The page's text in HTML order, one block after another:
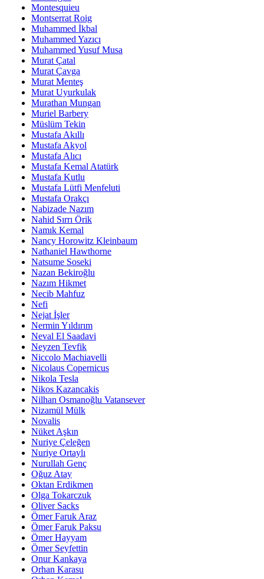
Montesquieu
Montserrat Roig
Muhammed İkbal
Muhammed Yazıcı
Muhammed Yusuf Musa
Murat Çatal
Murat Çavga
Murat Menteş
Murat Uyurkulak
Murathan Mungan
Muriel Barbery
Müslüm Tekin
Mustafa Akıllı
Mustafa Akyol
Mustafa Alıcı
Mustafa Kemal Atatürk
Mustafa Kutlu
Mustafa Lütfi Menfeluti
Mustafa Orakçı
Nabizade Nazım
Nahid Sırrı Örik
Namık Kemal
Nancy Horowitz Kleinbaum
Nathaniel Hawthorne
Natsume Soseki
Nazan Bekiroğlu
Nazım Hikmet
Necib Mahfuz
Nefi
Nejat İşler
Nermin Yıldırım
Neval El Saadavi
Neyzen Tevfik
Niccolo Machiavelli
Nicolaus Copernicus
Nikola Tesla
Nikos Kazancakis
Nilhan Osmanoğlu Vatansever
Nizamül Mülk
Novalis
Nüket Aşkın
Nuriye Çeleğen
Nuriye Ortaylı
Nurullah Genç
Oğuz Atay
Oktan Erdikmen
Olga Tokarczuk
Oliver Sacks
Ömer Faruk Araz
Ömer Faruk Paksu
Ömer Hayyam
Ömer Seyfettin
Onur Kankaya
Orhan Karasu